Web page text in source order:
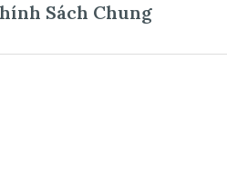
Sách Chung